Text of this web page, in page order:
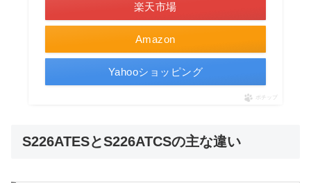
Amazon
楽天市場
Yahooショッピング
ポチップ
S226ATESとS226ATCSの主な違い